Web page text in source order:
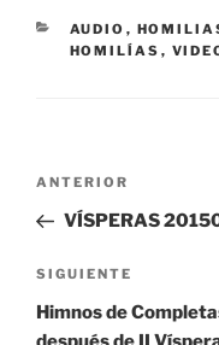
CATEGORÍAS
AUDIO ,
HOMILÍAS ,
Navegación
entradas
Entrada
anterior:
ANTERIOR
VÍSPERAS
Siguiente
entrada
SIGUIENTE
Himnos de